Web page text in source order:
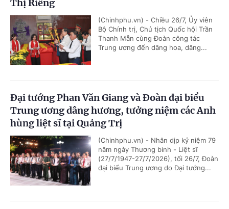
Thị Riêng
(Chinhphu.vn) - Chiều 26/7, Ủy viên
Bộ Chính trị, Chủ tịch Quốc hội Trần
Thanh Mẫn cùng Đoàn công tác
Trung ương đến dâng hoa, dâng...
Đại tướng Phan Văn Giang và Đoàn đại biểu
Trung ương dâng hương, tưởng niệm các Anh
hùng liệt sĩ tại Quảng Trị
(Chinhphu.vn) - Nhân dịp kỷ niệm 79
năm ngày Thương binh - Liệt sĩ
(27/7/1947-27/7/2026), tối 26/7, Đoàn
đại biểu Trung ương do Đại tướng...